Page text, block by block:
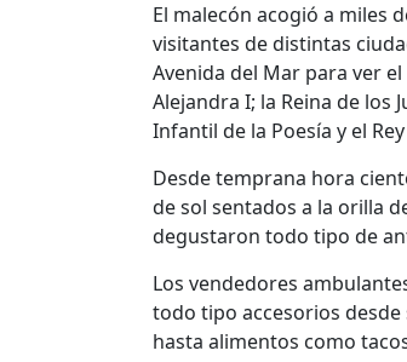
El malecón acogió a miles
visitantes de distintas
Avenida del Mar para ver
Alejandra I; la Reina de los
Infantil de la Poesía y el
Desde temprana hora
de sol sentados a la orilla
degustaron todo tipo de
Los vendedores
todo tipo accesorios
hasta alimentos como